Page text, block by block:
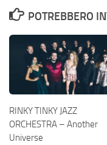
POTREBBERO
RINKY TINKY JAZZ
ORCHESTRA – Another
Universe